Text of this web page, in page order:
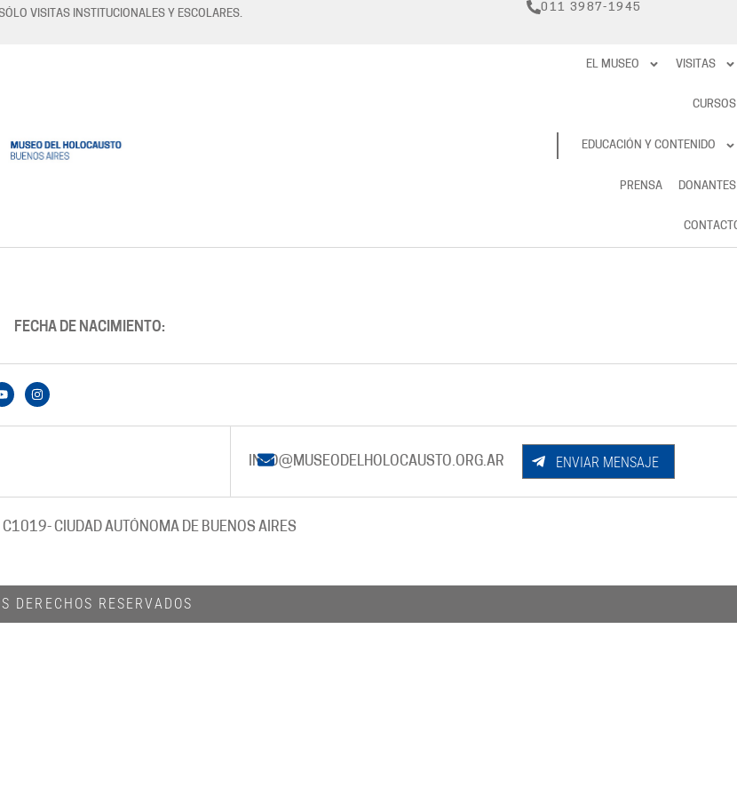
VISITAS INSTITUCIONALES Y ESCOLARES.
011 3987-1945
RESERVAS
EL MUSEO VISITAS
CURSOS
EDUCACIÓN Y CONTENIDO
PRENSA DONANTES
FECHA DE NACIMIENTO:
INFO@MUSEODELHOLOCAUSTO.ORG.AR ENVIAR MENSAJE
C1019- CIUDAD AUTÓNOMA DE BUENOS AIRES
DERECHOS RESERVADOS